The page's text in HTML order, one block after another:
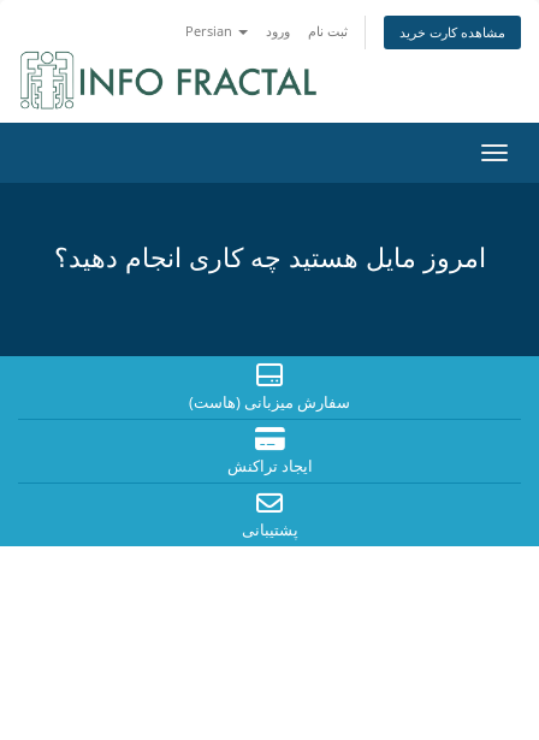
Persian ورود ثبت نام مشاهده کارت خرید
امروز مایل هستید چه کاری انجام دهید؟
سفارش میزبانی (هاست)
ایجاد تراکنش
پشتیبانی